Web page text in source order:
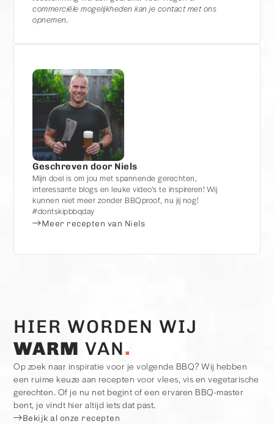
commerciële mogelijkheden kan je contact met ons
opnemen.
Geschreven door Niels
Mijn doel is om jou met spannende gerechten,
interessante blogs en leuke video’s te inspireren! Wij
kunnen niet meer zonder BBQproof, nu jij nog!
#dontskipbbqday
Meer recepten van Niels
HIER WORDEN WIJ
WARM VAN
Op zoek naar inspiratie voor je volgende BBQ? Wij hebben
een ruime keuze aan recepten voor vlees, vis en vegetarische
gerechten. Of je nu net begint of een ervaren BBQ-master
bent, je vindt hier altijd iets dat past.
Bekijk al onze recepten